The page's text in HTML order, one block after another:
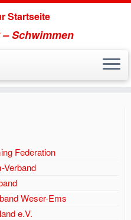
Schwimmen
für Meret Retzlaff und
Federation
Verband
Weser-Ems
e.V.